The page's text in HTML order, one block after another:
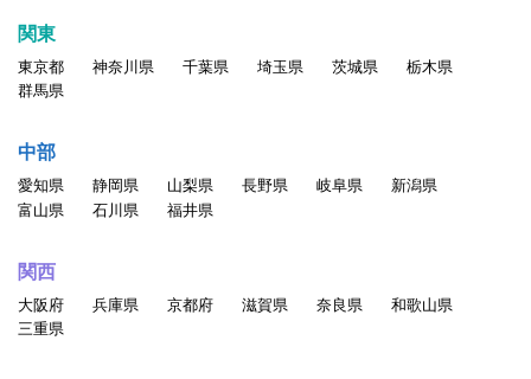
関東
東京都 神奈川県 千葉県 埼玉県 茨城県
栃木県
群馬県
中部
愛知県 静岡県 山梨県 長野県 岐阜県
新潟県
富山県
石川県 福井県
関西
大阪府 兵庫県 京都府 滋賀県 奈良県
和歌山県
三重県